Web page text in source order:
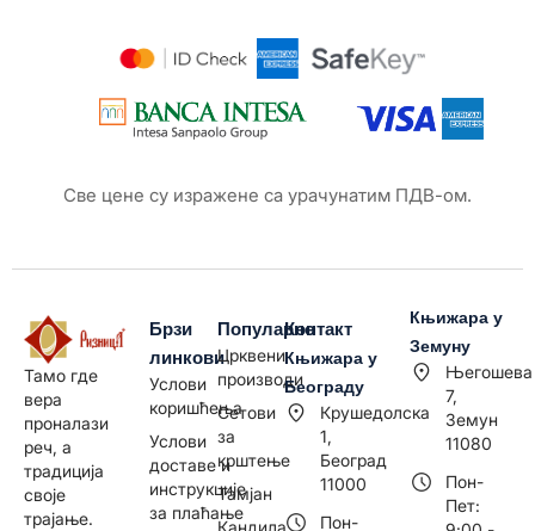
Све цене су изражене са урачунатим ПДВ-ом.
Тамо где
вера
проналази
реч, а
традиција
своје
трајање.
Брзи
линкови
Услови
коришћења
Услови
доставе и
инструкције
за плаћање
Популарно
Црквени
производи
Сетови
за
крштење
Тамјан
Кандила
Контакт
Књижара у
Београду
Крушедолска
1,
Београд
11000
Пон-
Књижара у
Земуну
Његошева
7,
Земун
11080
Пон-
Пет: